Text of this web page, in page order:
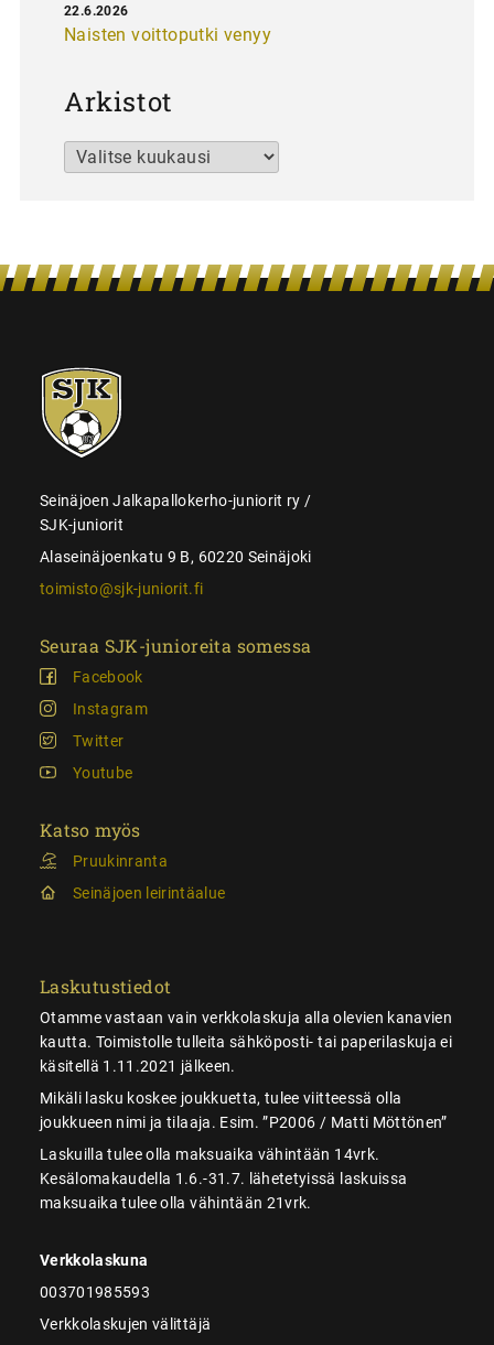
Naisten voittoputki venyy
22.6.2026
Arkistot
Arkistot
SJK-
juniorit
Seinäjoen Jalkapallokerho-juniorit ry /
SJK-juniorit
Alaseinäjoenkatu 9 B, 60220 Seinäjoki
toimisto@sjk-juniorit.fi
Seuraa SJK-junioreita somessa
Facebook
Instagram
Twitter
Youtube
Katso myös
Pruukinranta
Seinäjoen leirintäalue
Laskutustiedot
Otamme vastaan vain verkkolaskuja alla olevien kanavien
kautta. Toimistolle tulleita sähköposti- tai paperilaskuja ei
käsitellä 1.11.2021 jälkeen.
Mikäli lasku koskee joukkuetta, tulee viitteessä olla
joukkueen nimi ja tilaaja. Esim. ”P2006 / Matti Möttönen”
Laskuilla tulee olla maksuaika vähintään 14vrk.
Kesälomakaudella 1.6.-31.7. lähetetyissä laskuissa
maksuaika tulee olla vähintään 21vrk.
Verkkolaskuna
003701985593
Verkkolaskujen välittäjä